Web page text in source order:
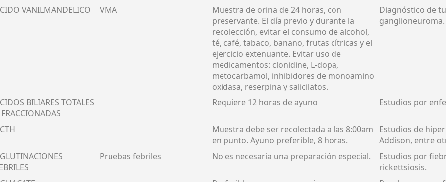
VANILMANDELICO
VMA
Muestra de orina de 24 horas, con
preservante. El día previo y durante la
recolección, evitar el consumo de alcohol,
té, café, tabaco, banano, frutas cítricas y el
ejercicio extenuante. Evitar uso de
medicamentos: clonidine, L-dopa,
metocarbamol, inhibidores de monoamino
oxidasa, reserpina y salicilatos.
Diagnóstico de
ganglioneuroma.
BILIARES TOTALES
FRACCIONADAS
Requiere 12 horas de ayuno Estudios por
Muestra debe ser recolectada a las 8:00am
en punto. Ayuno preferible, 8 horas.
Estudios de
Addison, entre
Pruebas febriles No es necesaria una preparación especial.
Estudios por
rickettsiosis.